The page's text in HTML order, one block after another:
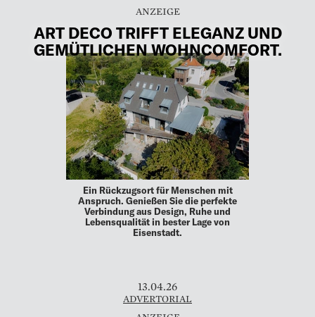
ART DECO TRIFFT ELEGANZ UND
GEMÜTLICHEN WOHNCOMFORT.
Ein Rückzugsort für Menschen mit
Anspruch. Genießen Sie die perfekte
Verbindung aus Design, Ruhe und
Lebensqualität in bester Lage von
Eisenstadt.
13.04.26
ADVERTORIAL